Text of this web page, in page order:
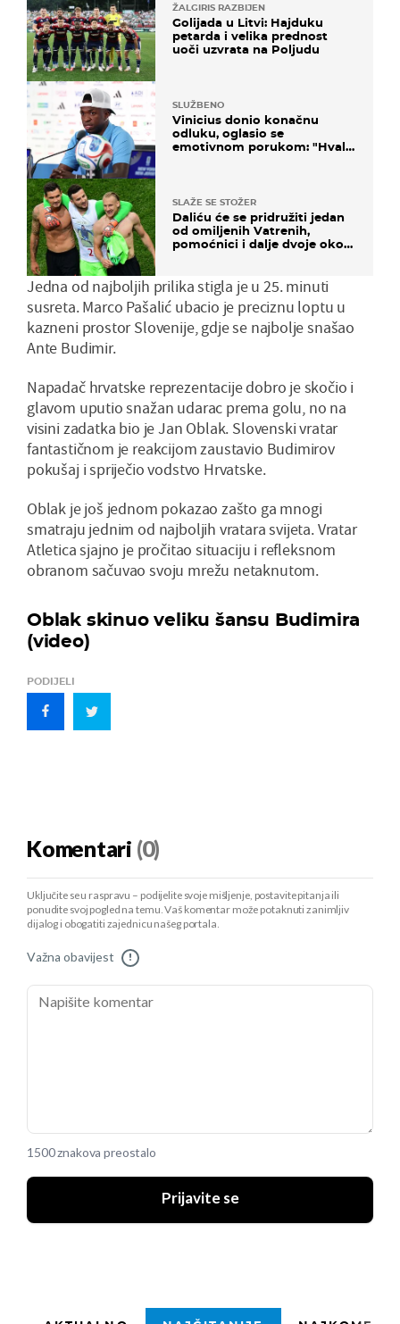
ŽALGIRIS RAZBIJEN
Golijada u Litvi: Hajduku
petarda i velika prednost
uoči uzvrata na Poljudu
SLUŽBENO
Vinicius donio konačnu
odluku, oglasio se
emotivnom porukom: "Hvala
SLAŽE SE STOŽER
Daliću će se pridružiti jedan
od omiljenih Vatrenih,
pomoćnici i dalje dvoje oko
Jedna od najboljih prilika stigla je u 25. minuti
susreta. Marco Pašalić ubacio je preciznu loptu u
kazneni prostor Slovenije, gdje se najbolje snašao
Ante Budimir.
Napadač hrvatske reprezentacije dobro je skočio i
glavom uputio snažan udarac prema golu, no na
visini zadatka bio je Jan Oblak. Slovenski vratar
fantastičnom je reakcijom zaustavio Budimirov
pokušaj i spriječio vodstvo Hrvatske.
Oblak je još jednom pokazao zašto ga mnogi
smatraju jednim od najboljih vratara svijeta. Vratar
Atletica sjajno je pročitao situaciju i refleksnom
obranom sačuvao svoju mrežu netaknutom.
Oblak skinuo veliku šansu Budimira
(video)
PODIJELI
Komentari (0)
Uključite se u raspravu – podijelite svoje mišljenje, postavite pitanja ili
ponudite svoj pogled na temu. Vaš komentar može potaknuti zanimljiv
dijalog i obogatiti zajednicu našeg portala.
Važna obavijest !
1500 znakova preostalo
Prijavite se